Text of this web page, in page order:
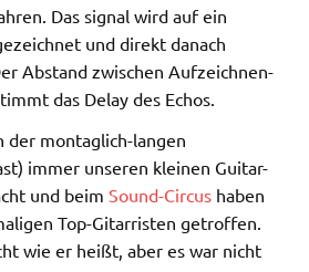
Das signal wird auf ein
und direkt danach
Abstand zwischen Aufzeichnen-
das Delay des Echos.
der montaglich-langen
immer unseren kleinen Guitar-
und beim Sound-Circus haben
Top-Gitarristen getroffen.
wie er heißt, aber es war nicht